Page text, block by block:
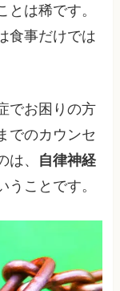
は稀です。
食事だけでは
でお困りの方
でのカウンセ
は、 自律神経
うことです。